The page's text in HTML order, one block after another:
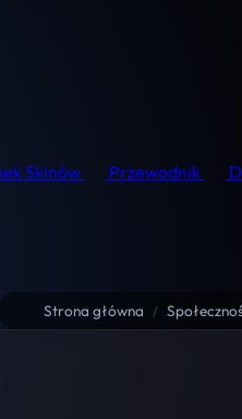
Skinów Przewodnik
Strona główna /